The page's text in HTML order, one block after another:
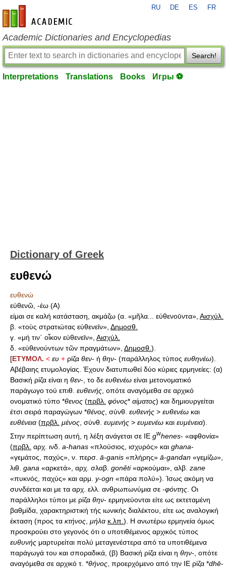
en-academic.com
RU DE ES FR
Academic Dictionaries and Encyclopedias
Search!
Interpretations Translations Books Игры ⚽
Dictionary of Greek
ευθενώ
ευθενώ
εὐθενῶ, -έω (Α)
είμαι σε καλή κατάσταση, ακμάζω (α. «μῆλα... εὐθενοῡντα», Αισχύλ.
β. «τοὺς στρατιώτας εὐθενεῑν», Δημοσθ.
γ. «μή τιν᾿ οἶκον εὐθενεῑν», Αισχύλ.
δ. «εὐθενούντων τῶν πραγμάτων», Δημοσθ. ).
[ΕΤΥΜΟΛ. < ευ + ρίζα θεν- ή θην- (παράλληλος τύπος ευθηνέω).
Αβέβαιης ετυμολογίας. Έχουν διατυπωθεί δύο κύριες ερμηνείες: (α)
Βασική ρίζα είναι η θεν-, το δε ευθενέω είναι μετονοματικό
παράγωγο τού επιθ. ευθενής , οπότε αναγόμεθα σε αρχικό
ονοματικό τύπο *θενος (πρβλ. φόνος* αίματος) και δημιουργείται
έτσι σειρά παραγώγων *θένος , σύνθ. ευθενής > ευθενέω και
ευθένεια (πρβλ. μένος , σύνθ. ευμενής > ευμενέω και ευμένεια).
Στην περίπτωση αυτή, η λέξη ανάγεται σε IE gwhenes- «αφθονία»
(πρβλ. αρχ. ινδ. a-hanas «πλούσιος, ισχυρός» και ghana-
«γεμάτος, παχύς», ν. περσ. ā-ganis «πλήρης» ā-gandan «γεμίζω»,
λιθ. gana «αρκετά», αρχ. σλαβ. goněti«αρκούμαι», αλβ. zane
«πυκνός, παχύς» και αρμ. y-ogn «πάρα πολύ»). Ίσως ακόμη να
συνδέεται και με τα αρχ. ελλ. ανθρωπωνύμια σε -φόντης . Οι
παράλληλοι τύποι με ρίζα θην- ερμηνεύονται είτε ως εκτεταμένη
βαθμίδα, χαρακτηριστική τής ιωνικής διαλέκτου, είτε ως αναλογική
έκταση (προς τα κτήνος μήλα κ.λπ. ). Η ανωτέρω ερμηνεία όμως
προσκρούει στο γεγονός ότι ο υποτιθέμενος αρχικός τύπος
ευθυνής μαρτυρείται πολύ μεταγενέστερα από τα υποτιθέμενα
παράγωγά του και σποραδικά, (β) Βασική ρίζα είναι η θην-, οπότε
αναγόμεθα σε αρχικό τ. *θήνος , προερχόμενο από την ΙΕ ρίζα *dhē-